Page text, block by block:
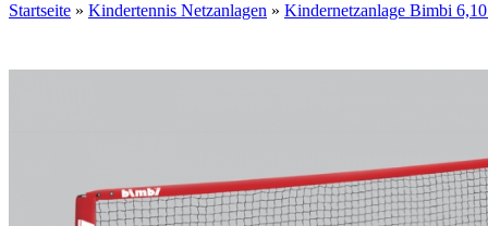
Startseite » Kindertennis Netzanlagen » Kindernetzanlage Bimbi